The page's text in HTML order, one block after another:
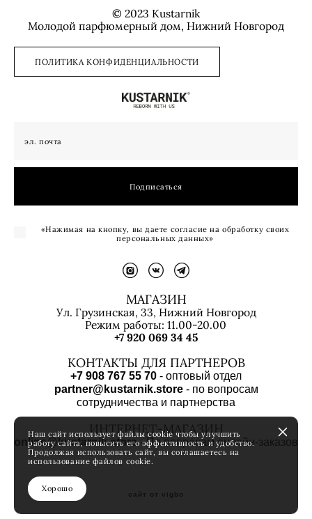
© 2023 Kustarnik
Молодой парфюмерный дом, Нижний Новгород
ПОЛИТИКА КОНФИДЕНЦИАЛЬНОСТИ
Подписаться
«Нажимая на кнопку, вы даете согласие на обработку своих
персональных данных»
МАГАЗИН
Ул. Грузинская, 33, Нижний Новгород
Режим работы: 11.00-20.00
+7 920 069 34 45
КОНТАКТЫ ДЛЯ ПАРТНЕРОВ
+7 908 767 55 70 - оптовый отдел
partner@kustarnik.store- по вопросам
сотрудничества и партнерства
ИНТЕРНЕТ-МАГАЗИН
online@kustarnik.store- По вопросам онлайн-заказов
сайт от vigbo
Наш сайт использует файлы cookie чтобы улучшить
работу сайта, повысить его эффективность и удобство.
Продолжая использовать сайт, вы соглашаетесь на
использование файлов cookie.
Хорошо